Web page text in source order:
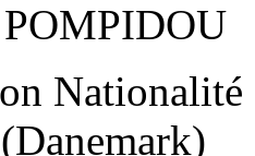
Nationalité